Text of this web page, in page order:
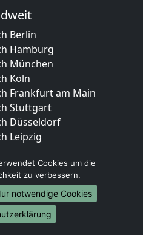
Berlin
Hamburg
München
Köln
Frankfurt am Main
Stuttgart
Düsseldorf
Leipzig
Essen
Bremen
Dresden
Hannover
Nürnberg
Cookies um die
zu verbessern.
notwendige Cookies